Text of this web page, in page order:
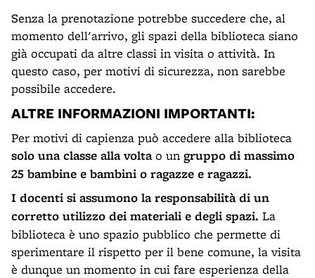
Senza la prenotazione potrebbe succedere che, al
momento dell'arrivo, gli spazi della biblioteca siano
già occupati da altre classi in visita o attività. In
questo caso, per motivi di sicurezza, non sarebbe
possibile accedere.
ALTRE INFORMAZIONI IMPORTANTI:
Per motivi di capienza può accedere alla biblioteca
solo una classe alla voltao un gruppo di massimo
25 bambine e bambini o ragazze e ragazzi.
I docenti si assumono la responsabilità di un
corretto utilizzo dei materiali e degli spazi. La
biblioteca è uno spazio pubblico che permette di
sperimentare il rispetto per il bene comune, la visita
è dunque un momento in cui fare esperienza della